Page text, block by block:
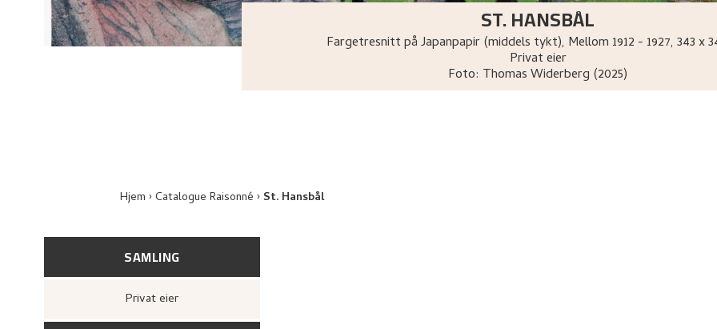
ST. HANSBÅL
Fargetresnitt på Japanpapir (middels tykt), Mellom 1912 - 1927, 343 x
Privat eier
Foto: Thomas Widerberg (2025)
Hjem Catalogue Raisonné St. Hansbål
SAMLING
Privat eier